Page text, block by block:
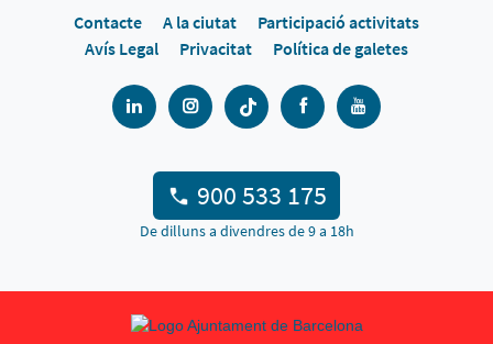
Contacte A la ciutat
Participació activitats
Avís Legal
Privacitat Política de galetes
900 533 175
De dilluns a divendres de 9 a 18h